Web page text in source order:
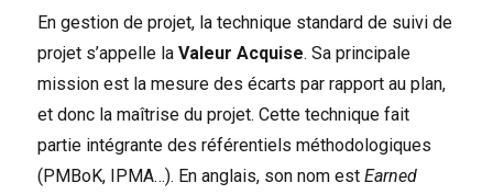
En gestion de projet, la technique standard de suivi de
projet s’appelle laValeur Acquise. Sa principale
mission est la mesure des écarts par rapport au plan,
et donc la maîtrise du projet. Cette technique fait
partie intégrante des référentiels méthodologiques
(PMBoK, IPMA…). En anglais, son nom estEarned